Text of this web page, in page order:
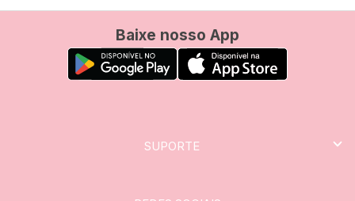
Baixe nosso App
SUPORTE